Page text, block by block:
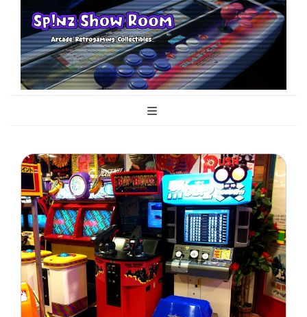
Sp!nz Show
Room